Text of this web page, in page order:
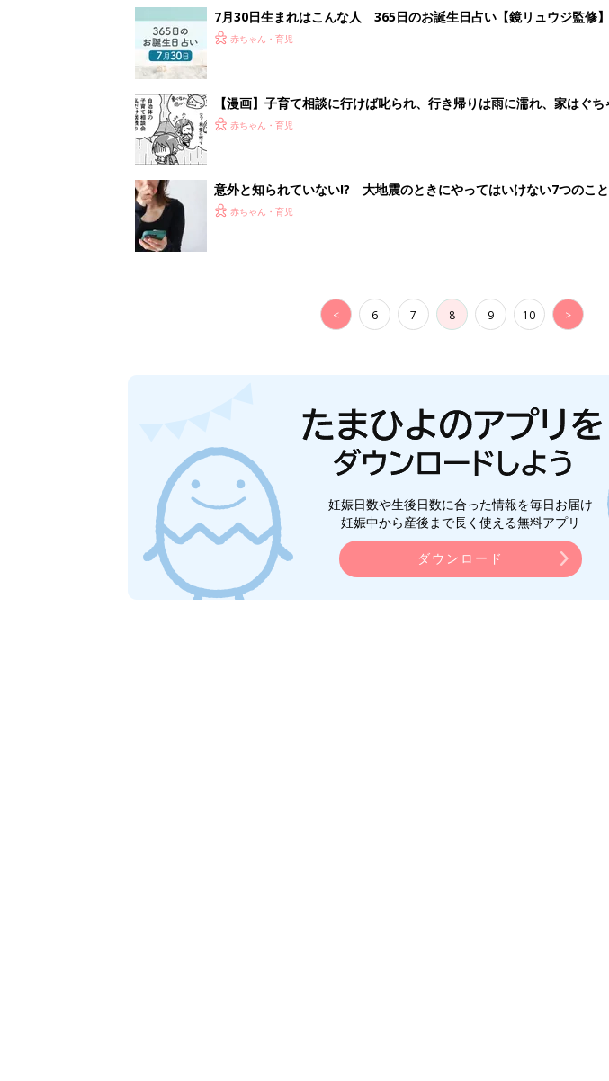
7月30日生まれはこんな人 365日のお誕生日占い【鏡リュウジ監修】
赤ちゃん・育児
【漫画】子育て相談に行けば叱られ、行き帰りは雨に濡れ、家はぐ
帰宅したら？『ふうふう子育て ＃89』
赤ちゃん・育児
意外と知られていない!? 大地震のときにやってはいけない7つのこ
ー】赤ちゃん・育児
< 6 7 8 9 10 >
妊娠日数や生後日数に合った情報を毎日お届け
妊娠中から産後まで長く使える無料アプリ
ダウンロード